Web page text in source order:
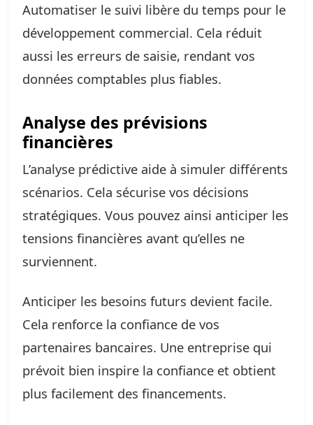
Automatiser le suivi libère du temps pour le
développement commercial. Cela réduit
aussi les erreurs de saisie, rendant vos
données comptables plus fiables.
Analyse des prévisions
financières
L’analyse prédictive aide à simuler différents
scénarios. Cela sécurise vos décisions
stratégiques. Vous pouvez ainsi anticiper les
tensions financières avant qu’elles ne
surviennent.
Anticiper les besoins futurs devient facile.
Cela renforce la confiance de vos
partenaires bancaires. Une entreprise qui
prévoit bien inspire la confiance et obtient
plus facilement des financements.